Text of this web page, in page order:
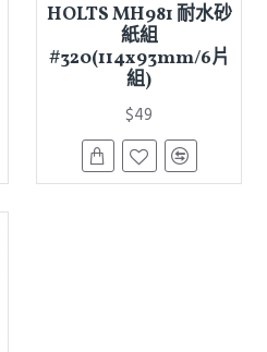
HOLTS MH981 耐水砂
紙組
#320(114x93mm/6片
組)
$49